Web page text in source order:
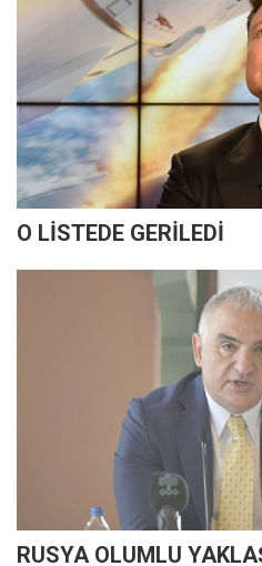
O LİSTEDE GERİLEDİ
RUSYA OLUMLU